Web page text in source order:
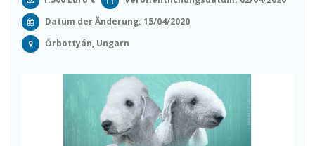
Datum der Änderung: 15/04/2020
Őrbottyán, Ungarn